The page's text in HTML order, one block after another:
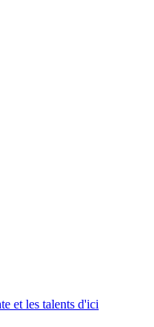
et les talents d'ici